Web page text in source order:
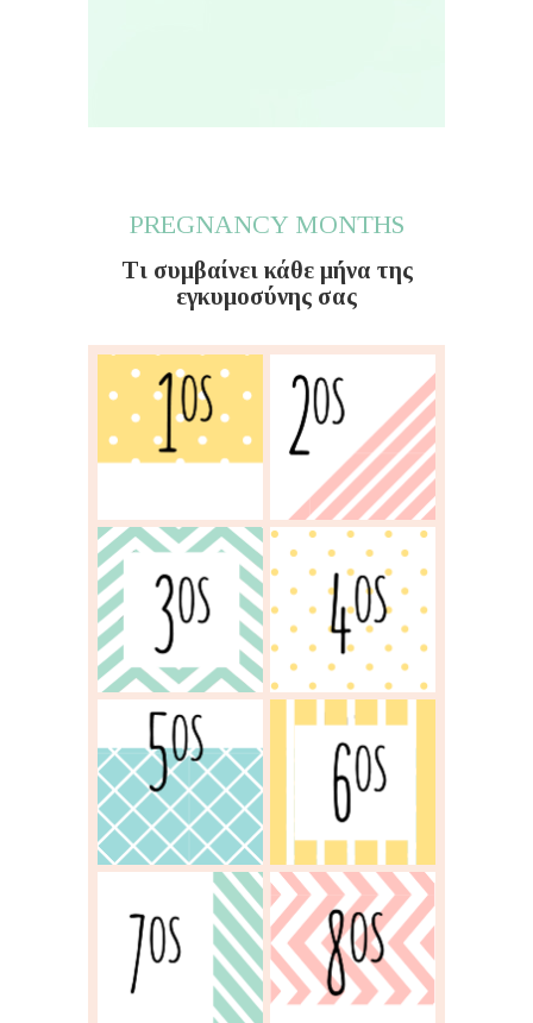
PREGNANCY MONTHS
Τι συμβαίνει κάθε μήνα της
εγκυμοσύνης σας